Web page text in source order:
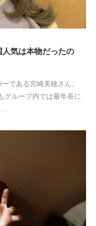
気は本物だったの
である宮崎美穂さん。
グループ内では最年長に